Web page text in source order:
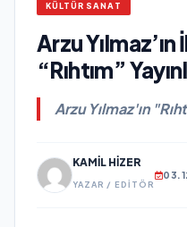
KÜLTÜR SANAT
Arzu Yılmaz’ın
“Rıhtım”
Arzu Yılmaz'ın
KAMIL HIZER
YAZAR / EDITÖR